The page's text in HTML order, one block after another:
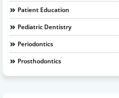
Patient Education
Pediatric Dentistry
Periodontics
Prosthodontics